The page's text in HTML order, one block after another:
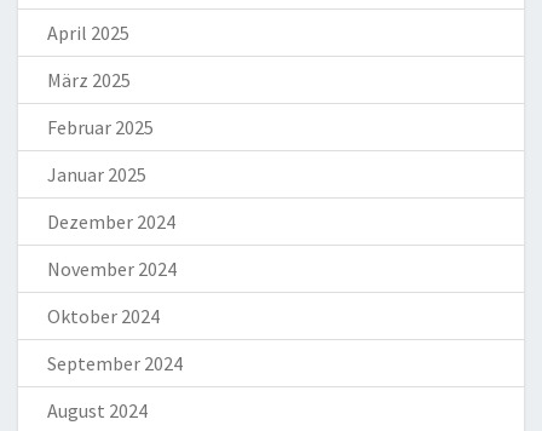
April 2025
März 2025
Februar 2025
Januar 2025
Dezember 2024
November 2024
Oktober 2024
September 2024
August 2024